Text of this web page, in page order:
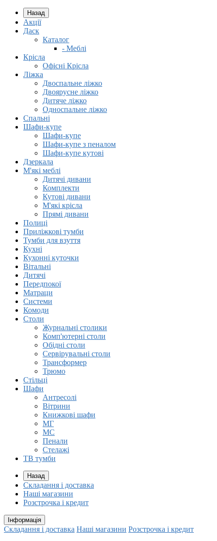
Назад
Акції
Даск
Каталог
- Меблі
Крісла
Офісні Крісла
Ліжка
Двоспальне ліжко
Двоярусне ліжко
Дитяче ліжко
Односпальне ліжко
Спальні
Шафи-купе
Шафи-купе
Шафи-купе з пеналом
Шафи-купе кутові
Дзеркала
М'які меблі
Дитячі дивани
Комплекти
Кутові дивани
М'які крісла
Прямі дивани
Полиці
Приліжкові тумби
Тумби для взуття
Кухні
Кухонні куточки
Вітальні
Дитячі
Передпокої
Матраци
Системи
Комоди
Столи
Журнальні столики
Комп'ютерні столи
Обідні столи
Сервірувальні столи
Трансформер
Трюмо
Стільці
Шафи
Антресолi
Вітрини
Книжковi шафи
МГ
МС
Пенали
Стелажі
ТВ тумби
Назад
Складання і доставка
Наші магазини
Розстрочка і кредит
Інформація
Складання і доставка Наші магазини Розстрочка і кредит